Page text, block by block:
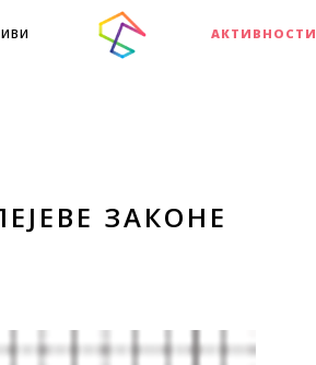
АКТИВНОСТИ
ЗАКОНЕ